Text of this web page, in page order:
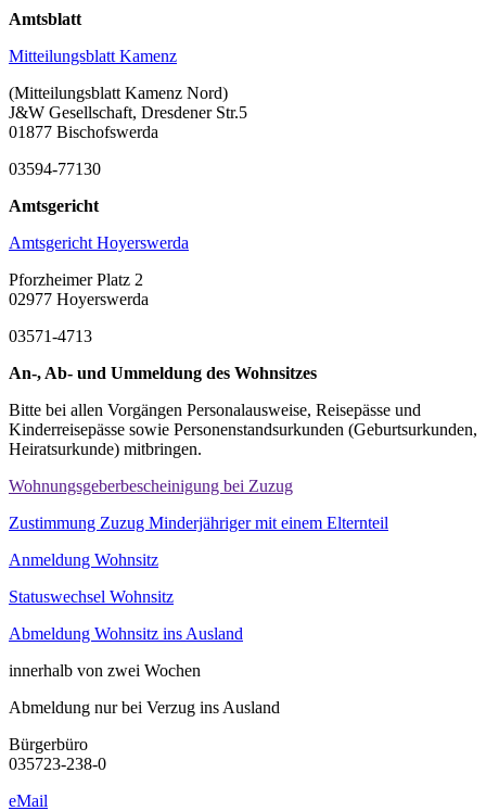
Amtsblatt
Mitteilungsblatt Kamenz
(Mitteilungsblatt Kamenz Nord)
J&W Gesellschaft, Dresdener Str.5
01877 Bischofswerda
03594-77130
Amtsgericht
Amtsgericht Hoyerswerda
Pforzheimer Platz 2
02977 Hoyerswerda
03571-4713
An-, Ab- und Ummeldung des Wohnsitzes
Bitte bei allen Vorgängen Personalausweise, Reisepässe und
Kinderreisepässe sowie Personenstandsurkunden (Geburtsurkunden,
Heiratsurkunde) mitbringen.
Wohnungsgeberbescheinigung bei Zuzug
Zustimmung Zuzug Minderjähriger mit einem Elternteil
Anmeldung Wohnsitz
Statuswechsel Wohnsitz
Abmeldung Wohnsitz ins Ausland
innerhalb von zwei Wochen
Abmeldung nur bei Verzug ins Ausland
Bürgerbüro
035723-238-0
eMail